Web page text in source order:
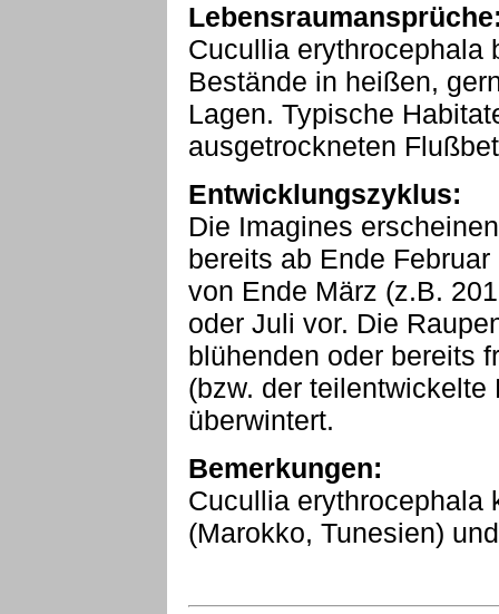
Cucullia erythrocephala
Bestände in heißen,
Lagen. Typische
ausgetrockneten
Entwicklungszyklus:
Die Imagines
bereits ab Ende
von Ende März (z.B.
oder Juli vor. Die
blühenden oder bereits
(bzw. der teilentwickelte
überwintert.
Bemerkungen:
Cucullia erythrocephala
(Marokko, Tunesien)